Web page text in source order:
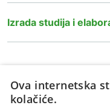
Izrada studija i
Ova internetska
kolačiće.